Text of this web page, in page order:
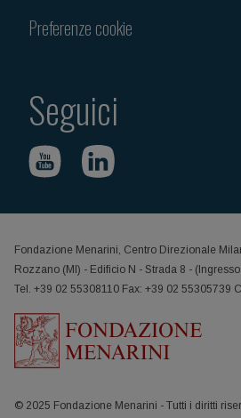
Preferenze cookie
Seguici
Fondazione Menarini, Centro Direzionale
Rozzano (MI) - Edificio N - Strada 8 -
Tel. +39 02 55308110 Fax: +39 02 55305739
© 2025 Fondazione Menarini - Tutti i diritti